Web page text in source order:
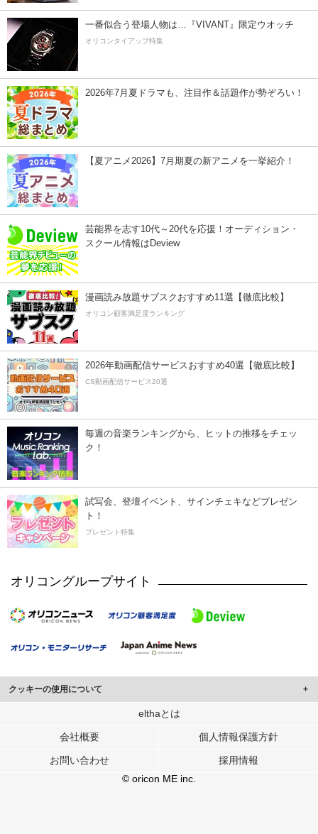
一番似合う登場人物は…『VIVANT』限定ウオッチ
オリコンタイアップ特集
2026年7月夏ドラマも、注目作＆話題作が勢ぞろい！
【夏アニメ2026】7月期夏の新アニメを一挙紹介！
芸能界を志す10代～20代を応援！オーディション・
スクール情報はDeview
漫画読み放題サブスクおすすめ11選【徹底比較】
オリコン顧客満足度ランキング
2026年動画配信サービスおすすめ40選【徹底比較】
CS動画配信サービス20選
毎週の音楽ランキングから、ヒットの推移をチェッ
ク！
試写会、登壇イベント、サインチェキなどプレゼン
ト！
プレゼント特集
オリコングループサイト
クッキーの使用について
このサイトでは Cookie を使用して、ユーザーに合わせたコンテンツや広告の
行っています。
メディアや広告配信、データ解析の各パートナーに提供しています。
各パートナーは、この情報とユーザーが各パートナーに提供した他の情報や、
ユーザーが各パートナーのサービスを使用したときに収集した他の情報を組み
elthaとは
会社概要 個人情報保護方針
お問い合わせ
採用情報
© oricon ME inc.